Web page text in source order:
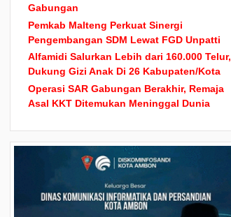
Gabungan
Pemkab Malteng Perkuat Sinergi
Pengembangan SDM Lewat FGD Unpatti
Alfamidi Salurkan Lebih dari 160.000 Telur,
Dukung Gizi Anak Di 26 Kabupaten/Kota
Operasi SAR Gabungan Berakhir, Remaja
Asal KKT Ditemukan Meninggal Dunia